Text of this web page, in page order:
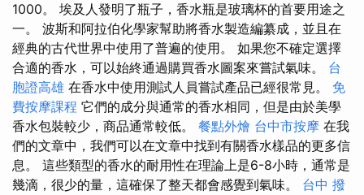
1000。 埃及人發明了瓶子，香水瓶是玻璃杯的首要用途之
一。 波斯和阿拉伯化學家幫助將香水製造編纂成，並且在
經典的古代世界中使用了普遍的使用。 如果您不確定選擇
合適的香水，可以始終通過購買香水圖案來嘗試氣味。 台
胞證高雄 在香水中使用測試人員嘗試產品已經很常見。 免
費按摩課程 它們的成分與通常的香水相同，但是由於美學
香水包裝較少，商品通常較低。 餐點外燴 台中市按摩 在我
們的文章中，我們可以在文章中找到有關香水樣品的更多信
息。 這些類型的香水的耐用性在理論上是6-8小時，通常是
幾滴，很少的量，這確保了整天都會感覺到氣味。 台中 撥